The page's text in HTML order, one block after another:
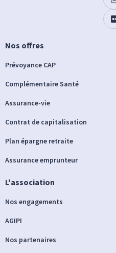
Nos offres
Prévoyance CAP
Complémentaire Santé
Assurance-vie
Contrat de capitalisation
Plan épargne retraite
Assurance emprunteur
L'association
Nos engagements
AGIPI
Nos partenaires